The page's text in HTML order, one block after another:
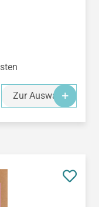
Zur Auswahl